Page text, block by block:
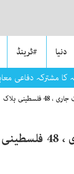
دنیا #ٹرینڈ
مشترکہ دفاعی
ہلاک